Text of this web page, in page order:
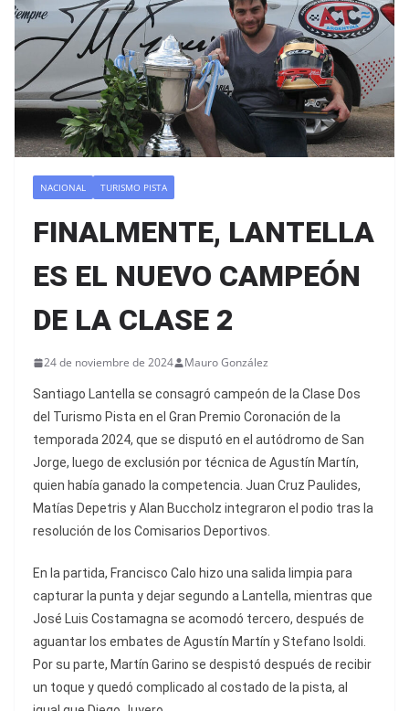
NACIONAL TURISMO PISTA
FINALMENTE, LANTELLA
ES EL NUEVO CAMPEÓN
DE LA CLASE 2
24 de noviembre de 2024 Mauro González
Santiago Lantella se consagró campeón de la Clase Dos
del Turismo Pista en el Gran Premio Coronación de la
temporada 2024, que se disputó en el autódromo de San
Jorge, luego de exclusión por técnica de Agustín Martín,
quien había ganado la competencia. Juan Cruz Paulides,
Matías Depetris y Alan Buccholz integraron el podio tras la
resolución de los Comisarios Deportivos.
En la partida, Francisco Calo hizo una salida limpia para
capturar la punta y dejar segundo a Lantella, mientras que
José Luis Costamagna se acomodó tercero, después de
aguantar los embates de Agustín Martín y Stefano Isoldi.
Por su parte, Martín Garino se despistó después de recibir
un toque y quedó complicado al costado de la pista, al